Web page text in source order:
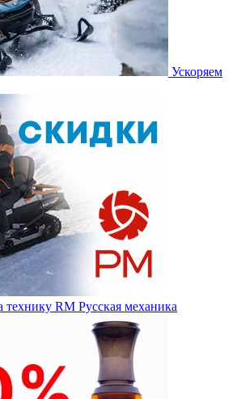
Ускоряем
технику RM Русская механика